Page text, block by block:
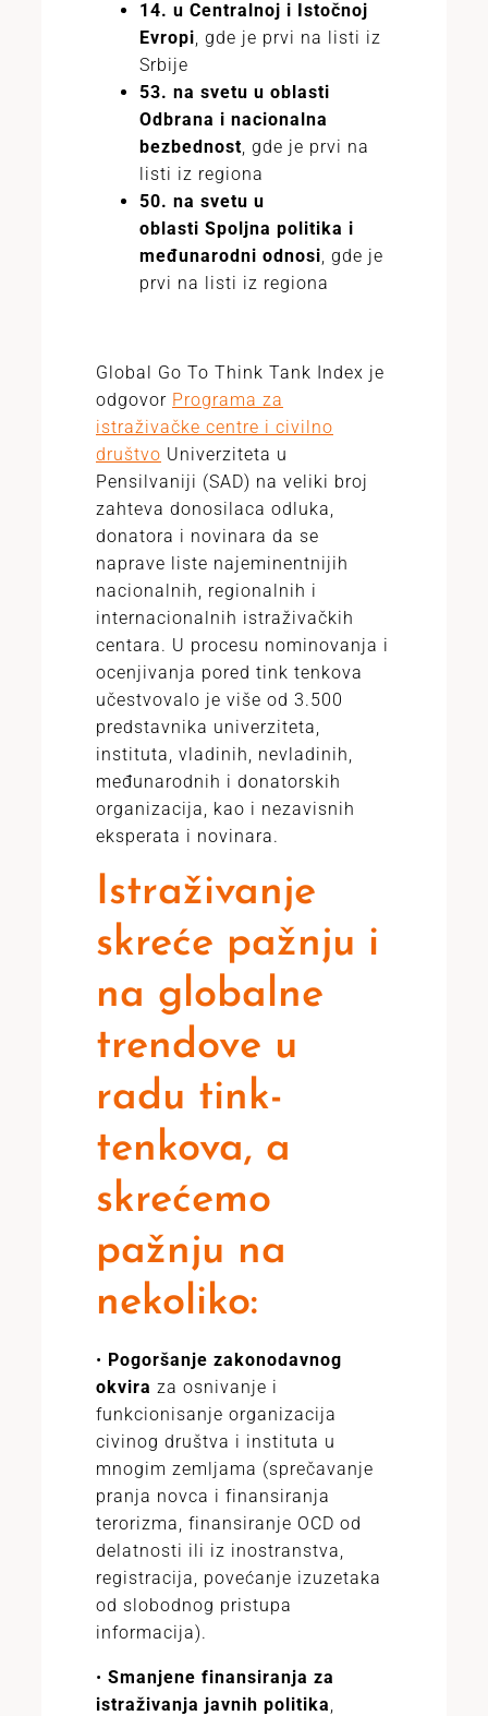
14. u Centralnoj i Istočnoj
Evropi, gde je prvi na listi iz
Srbije
53. na svetu u oblasti
Odbrana i nacionalna
bezbednost, gde je prvi na
listi iz regiona
50. na svetu u
oblasti Spoljna politika i
međunarodni odnosi, gde je
prvi na listi iz regiona
Global Go To Think Tank Index je
odgovor Programa za
istraživačke centre i civilno
društvo Univerziteta u
Pensilvaniji (SAD) na veliki broj
zahteva donosilaca odluka,
donatora i novinara da se
naprave liste najeminentnijih
nacionalnih, regionalnih i
internacionalnih istraživačkih
centara. U procesu nominovanja i
ocenjivanja pored tink tenkova
učestvovalo je više od 3.500
predstavnika univerziteta,
instituta, vladinih, nevladinih,
međunarodnih i donatorskih
organizacija, kao i nezavisnih
eksperata i novinara.
Istraživanje
skreće pažnju i
na globalne
trendove u
radu tink-
tenkova, a
skrećemo
pažnju na
nekoliko:
• Pogoršanje zakonodavnog
okvira za osnivanje i
funkcionisanje organizacija
civinog društva i instituta u
mnogim zemljama (sprečavanje
pranja novca i finansiranja
terorizma, finansiranje OCD od
delatnosti ili iz inostranstva,
registracija, povećanje izuzetaka
od slobodnog pristupa
informacija).
• Smanjene finansiranja za
istraživanja javnih politika,